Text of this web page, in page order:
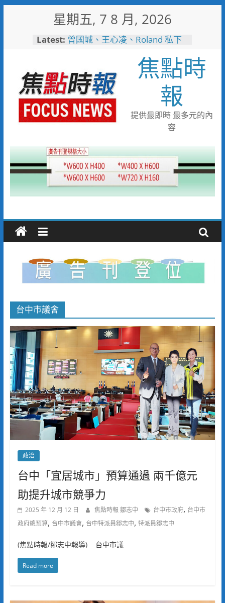
星期五, 7 8 月, 2026
Latest:
短影音行銷是什麼？2026 平台
比較、優缺點與電商變現全攻略
也愛的深夜台味！傳承一甲子
「東引小吃店」外客都朝聖的國
際級小吃
彰化縣長參選人魏平政彰化造
勢 喊福利超越六都承接王惠美
施政再升級
救護量能再升級！彰化聯合捐贈
4輛高規格救護車 首配全自動
電動擔架床
中正地下道排水溝夜間清淤 水
利局:請用路人減速慢行
焦點時
報
提供最即時 最多元的內
容
台中市議會
政治
台中「宜居城市」預算通過 兩千億元
助提升城市競爭力
2025 年 12 月 12 日 焦點時報 鄒志中 台中市政府, 台中市
政府總預算, 台中市議會, 台中特派員鄒志中, 特派員鄒志中
(焦點時報/鄒志中報導) 台中市議
Read more